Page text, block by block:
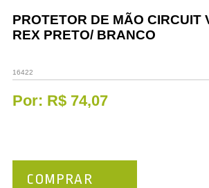
Promoções
PROTETOR DE MÃO CIRCUIT
REX PRETO/ BRANCO
16422
Por: R$ 74,07
COMPRAR